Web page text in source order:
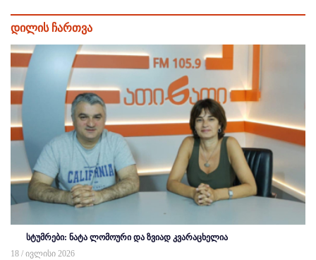
დილის ჩართვა
სტუმრები: ნატა ლომოური და ზვიად კვარაცხელია
18 / ივლისი 2026